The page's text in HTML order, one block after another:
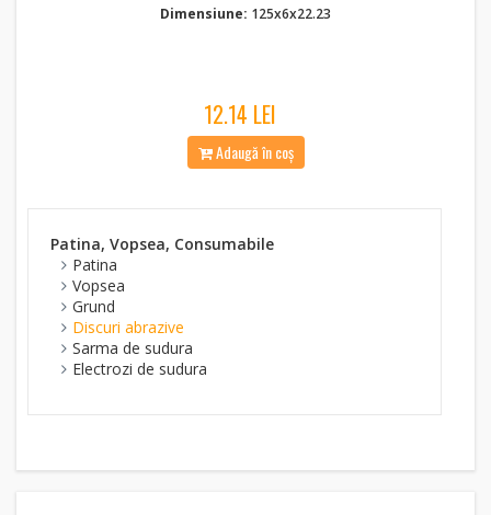
Dimensiune: 125x6x22.23
12.14 LEI
Adaugă în coș
Patina, Vopsea, Consumabile
Patina
Vopsea
Grund
Discuri abrazive
Sarma de sudura
Electrozi de sudura